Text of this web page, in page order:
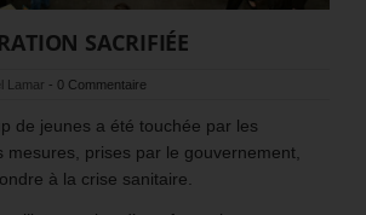
SACRIFIÉE
Lamar - 0 Commentaire
de jeunes a été touchée par les
mesures, prises par le gouvernement,
à la crise sanitaire.